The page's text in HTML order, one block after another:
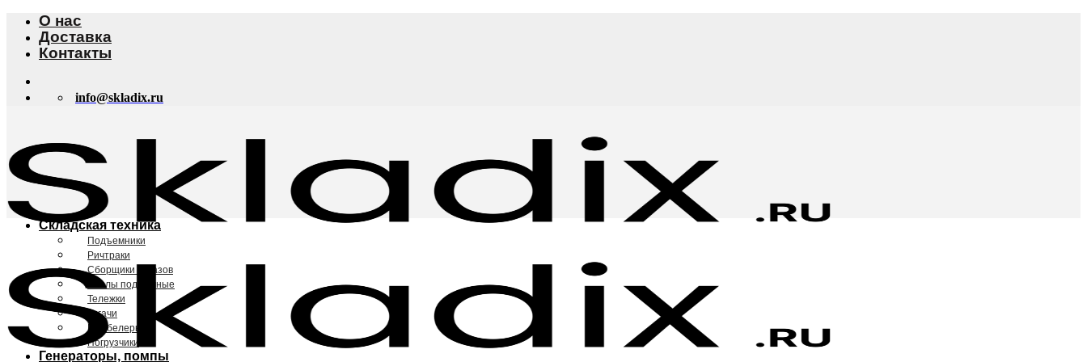
Skip
content
О нас
Доставка
Контакты
info@skladix.ru
Складская техника
Подъемники
Ричтраки
Сборщики заказов
Столы подъемные
Тележки
Тягачи
Штабелеры
Погрузчики
Генераторы, помпы